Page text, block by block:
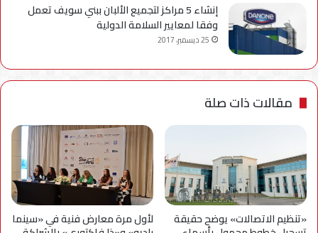
إنشاء 5 مراكز لتجميع الألبان ببني سويف تعمل
وفقا لمعايير السلامة الدولية
25 ديسمبر، 2017
مقالات ذات صلة
«تنظيم الاتصالات» يوضح حقيقة لأول مرة معارض فنية في «سينما